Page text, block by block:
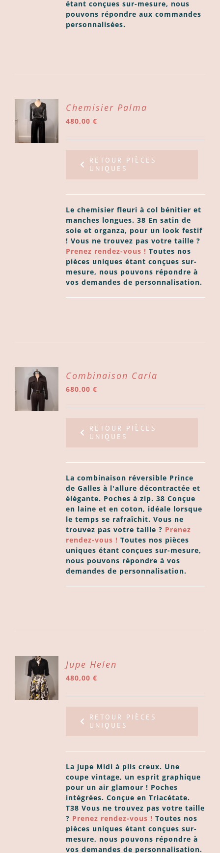
étant conçues sur-mesure, nous
pouvons répondre aux commandes
personnalisées.
Chemisier Palma
480,00€
RETOUR PIÈCES
UNIQUES
Le chemisier fleuri à col bénitier et
manches longues.38 En satin de
soie et organza, pour un look festif
!Vous ne trouvez pas votre taille ?
Prenez rendez-vous ! Toutes nos
pièces uniques étant conçues sur-
mesure, nous pouvons répondre à
vos demandes de personnalisation.
Combinaison Carla
680,00€
RETOUR PIÈCES
UNIQUES
La combinaison réversible Prince
de Galles à l'allure décontractée et
élégante. Poches à zip.38 Conçue
en laine et en coton, idéale lorsque
le temps se rafraîchit.Vous ne
trouvez pas votre taille ? Prenez
rendez-vous ! Toutes nos pièces
uniques étant conçues sur-mesure,
nous pouvons répondre à vos
demandes de personnalisation.
Jupe Helen
480,00€
RETOUR PIÈCES
UNIQUES
La jupe Midi à plis creux. Une
coupe vintage, un esprit graphique
pour un air glamour ! Poches
intégrées.Conçue en Triacétate.
T38 Vous ne trouvez pas votre taille
? Prenez rendez-vous ! Toutes nos
pièces uniques étant conçues sur-
mesure, nous pouvons répondre à
vos demandes de personnalisation.